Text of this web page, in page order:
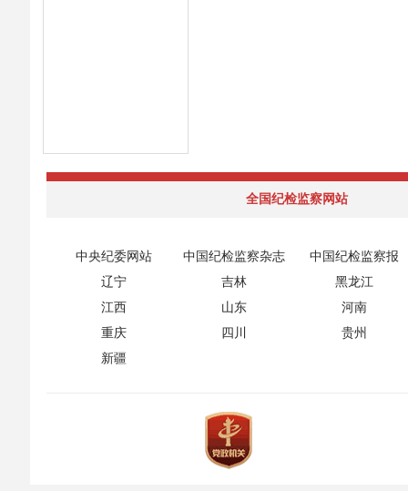
全国纪检监察网站
中央纪委网站 中国纪检监察杂志
中国纪检监察报
辽宁
吉林
黑龙江
江西
山东
河南
重庆
四川
贵州
新疆